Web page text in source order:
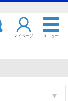
マイページ メニュー